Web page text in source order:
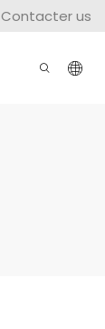
Contacter us